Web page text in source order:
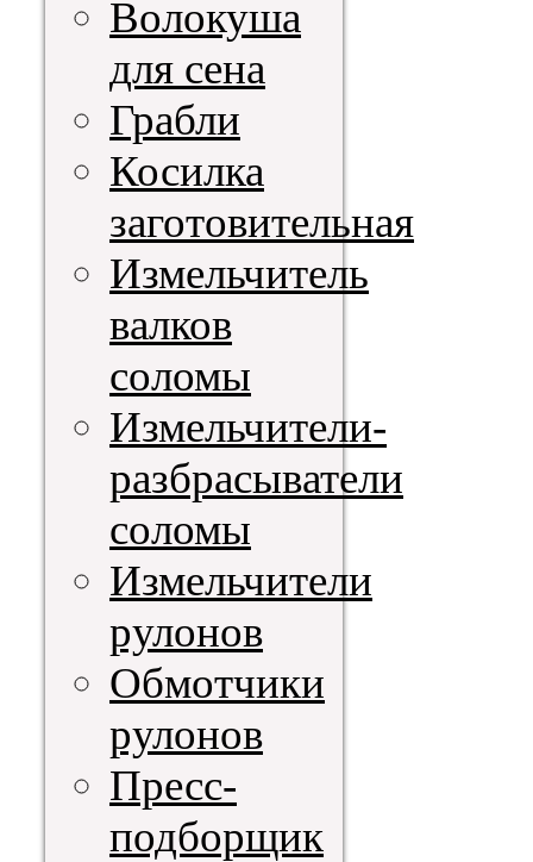
Волокуша
для сена
Грабли
Косилка
заготовительная
Измельчитель
валков
соломы
Измельчители-
разбрасыватели
соломы
Измельчители
рулонов
Обмотчики
рулонов
Пресс-
подборщик